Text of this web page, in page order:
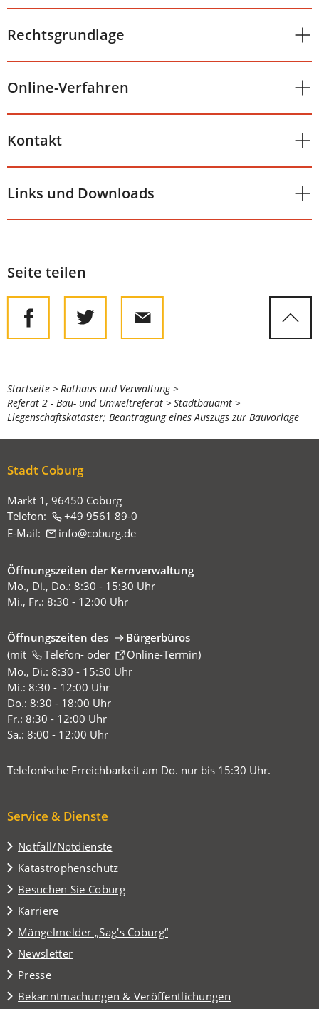
Rechtsgrundlage
Online-Verfahren
Kontakt
Links und Downloads
Seite teilen
Sie
befinden
sich
Startseite
Rathaus und Verwaltung
Referat 2 - Bau- und Umweltreferat
Stadtbauamt
Liegenschaftskataster; Beantragung eines Auszugs zur Bauvorlage
Stadt Coburg
Markt 1, 96450 Coburg
Telefon:
+49 9561 89-0
E-Mail:
info coburg de
Öffnungszeiten der Kernverwaltung
Mo., Di., Do.: 8:30 - 15:30 Uhr
Mi., Fr.: 8:30 - 12:00 Uhr
Öffnungszeiten des
Bürgerbüros
(mit
Telefon-oder Online-Termin
(Öffnet
in
einem
neuen
Tab)
)
Mo., Di.: 8:30 - 15:30 Uhr
Mi.: 8:30 - 12:00 Uhr
Do.: 8:30 - 18:00 Uhr
Fr.: 8:30 - 12:00 Uhr
Sa.: 8:00 - 12:00 Uhr
Telefonische Erreichbarkeit am Do. nur bis 15:30 Uhr.
Service & Dienste
Notfall/Notdienste
Katastrophenschutz
Besuchen Sie Coburg
(Öffnet
in
einem
neuen
Tab)
Karriere
Mängelmelder „Sag's Coburg“
(Öffnet
in
einem
neuen
Tab)
Newsletter
Presse
Bekanntmachungen & Veröffentlichungen